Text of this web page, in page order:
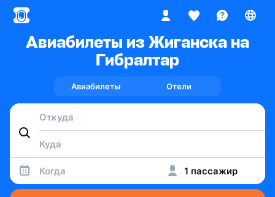
Авиабилеты из Жиганска на
Гибралтар
Авиабилеты Отели
Когда 1 пассажир